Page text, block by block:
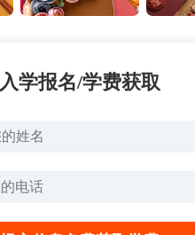
入学报名/学费获取